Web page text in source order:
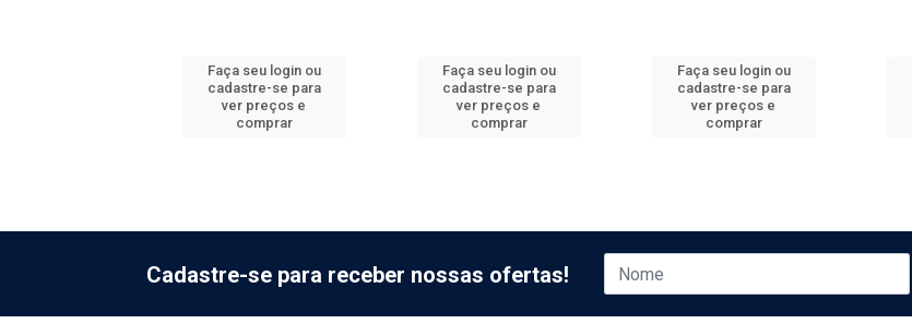
Faça seu login ou
cadastre-se para
ver preços e
comprar
Faça seu login ou
cadastre-se para
ver preços e
comprar
Faça seu login ou
cadastre-se para
ver preços e
comprar
Cadastre-se para receber nossas ofertas!